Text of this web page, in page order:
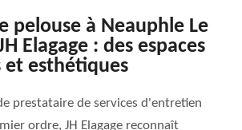
pelouse à Neauphle Le
Elagage : des espaces
et esthétiques
prestataire de services d'entretien
ordre, JH Elagage reconnaît